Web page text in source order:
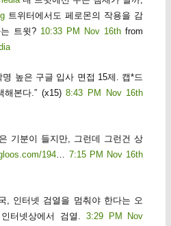
트위터에서도 페로몬의 작용을 감
트윗? 10:33 PM Nov 16th from
높은 구글 입사 면접 15제. 캡*드
해본다.” (x15) 8:43 PM Nov 16th
기분이 들지만, 그런데 그런건 상
194… 7:15 PM Nov 16th
, 인터넷 검열을 멈춰야 한다는 오
터넷상에서 검열. 3:29 PM Nov